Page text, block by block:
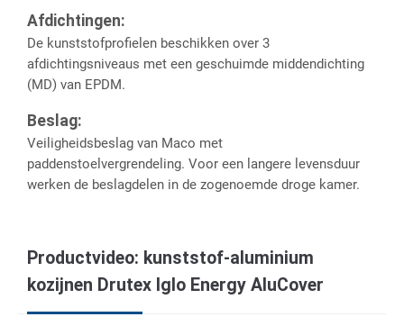
Afdichtingen:
De kunststofprofielen beschikken over 3
afdichtingsniveaus met een geschuimde middendichting
(MD) van EPDM.
Beslag:
Veiligheidsbeslag van Maco met
paddenstoelvergrendeling. Voor een langere levensduur
werken de beslagdelen in de zogenoemde droge kamer.
Productvideo: kunststof-aluminium
kozijnen Drutex Iglo Energy AluCover